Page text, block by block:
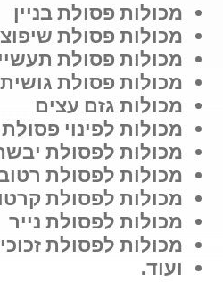
מכולות פסולת בניין
מכולות פסולת
מכולות פסולת
מכולות פסולת גושית
מכולות גזם עצים
מכולות לפינוי
מכולות לפסולת
מכולות לפסולת
מכולות לפסולת
מכולות לפסולת נייר
מכולות לפסולת
ועוד.